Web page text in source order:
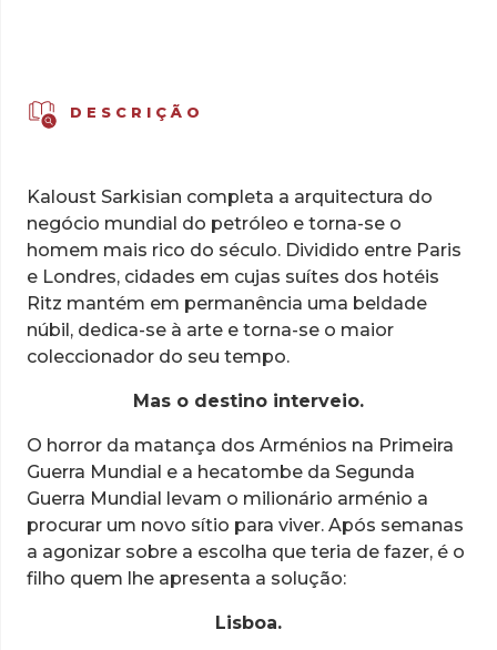
DESCRIÇÃO
Kaloust Sarkisian completa a arquitectura do
negócio mun­dial do petróleo e torna-se o
homem mais rico do século. Divi­dido entre Paris
e Londres, cidades em cujas suítes dos hotéis
Ritz mantém em permanência uma beldade
núbil, dedica-se à arte e torna-se o maior
coleccionador do seu tempo.
Mas o destino interveio.
O horror da matança dos Arménios na Primeira
Guerra Mun­dial e a hecatombe da Segunda
Guerra Mundial levam o milio­nário arménio a
procurar um novo sítio para viver. Após semanas
a agonizar sobre a escolha que teria de fazer, é o
filho quem lhe apresenta a solução:
Lisboa.